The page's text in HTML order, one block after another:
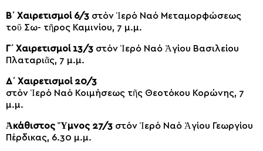
Β΄ Χαι­ρε­τι­σμοί 6/3 στόν Ἱ­ε­ρό Να­ό Με­τα­μορ­φώ­σε­ως
τοῦ Σω- τῆ­ρος Κα­μι­νί­ου, 7 μ.μ.
Γ΄ Χαι­ρε­τι­σμοί 13/3 στόν Ἱ­ε­ρό Να­ό Ἁ­γί­ου Βα­σι­λεί­ου
Πλα­τα­ριᾶς, 7 μ.μ.
Δ΄ Χαι­ρε­τι­σμοί 20/3
στόν Ἱ­ε­ρό Να­ό Κοι­μή­σε­ως τῆς Θε­ο­τό­κου Κο­ρώ­νης, 7
μ.μ.
Ἀ­κά­θι­στος Ὕ­μνος 27/3 στόν Ἱ­ε­ρό Να­ό Ἁ­γί­ου Γε­ωρ­γί­ου
Πέρ­δι­κας, 6.30 μ.μ.